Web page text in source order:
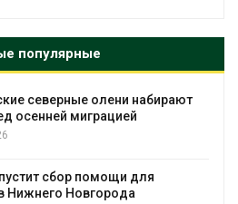
популярные
северные олени набирают
осенней миграцией
сбор помощи для
Нижнего Новгорода